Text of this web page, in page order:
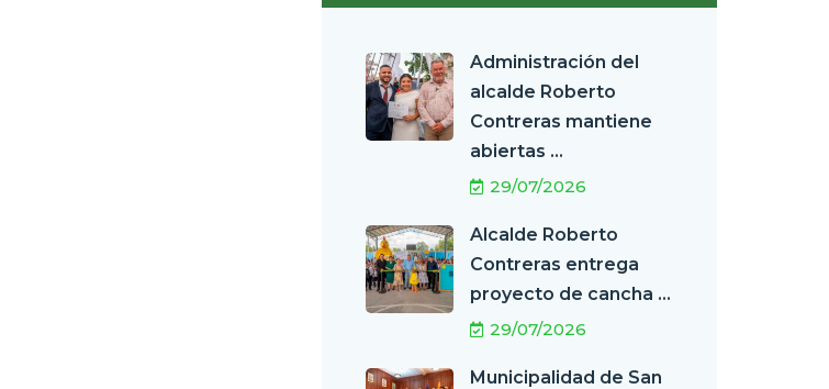
Administración del
alcalde Roberto
Contreras mantiene
abiertas ...
29/07/2026
Alcalde Roberto
Contreras entrega
proyecto de cancha ...
29/07/2026
Municipalidad de San